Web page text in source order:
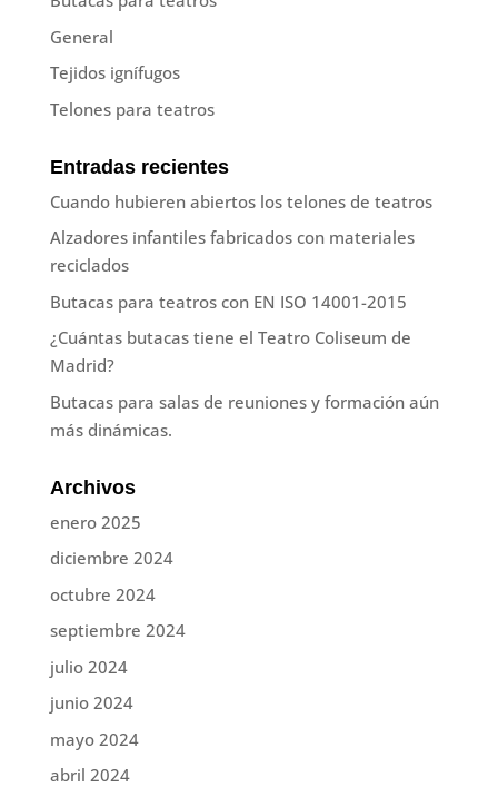
General
Tejidos ignífugos
Telones para teatros
Entradas recientes
Cuando hubieren abiertos los telones de teatros
Alzadores infantiles fabricados con materiales
reciclados
Butacas para teatros con EN ISO 14001-2015
¿Cuántas butacas tiene el Teatro Coliseum de
Madrid?
Butacas para salas de reuniones y formación aún
más dinámicas.
Archivos
enero 2025
diciembre 2024
octubre 2024
septiembre 2024
julio 2024
junio 2024
mayo 2024
abril 2024